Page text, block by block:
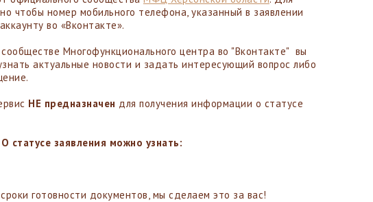
чтобы номер мобильного телефона, указанный в заявлении
во «Вконтакте».
Многофункционального центра во "Вконтакте" вы
актуальные новости и задать интересующий вопрос либо
НЕ предназначен для получения информации о статусе
О статусе заявления можно узнать:
готовности документов, мы сделаем это за вас!